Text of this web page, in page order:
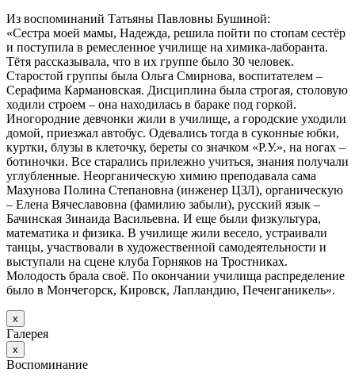
Из воспоминаний Татьяны Павловны Бушиной:
«Сестра моей мамы, Надежда, решила пойти по стопам сестёр
и поступила в ремесленное училище на химика-лаборанта.
Тётя рассказывала, что в их группе было 30 человек.
Старостой группы была Ольга Смирнова, воспитателем –
Серафима Кармановская. Дисциплина была строгая, столовую
ходили строем – она находилась в бараке под горкой.
Иногородние девчонки жили в училище, а городские уходили
домой, приезжал автобус. Одевались тогда в суконные юбки,
куртки, блузы в клеточку, береты со значком «Р.У.», на ногах –
ботиночки. Все старались прилежно учиться, знания получали
углубленные. Неорганическую химию преподавала сама
Махунова Полина Степановна (инженер ЦЗЛ), органическую
– Елена Вячеславовна (фамилию забыли), русский язык –
Бачинская Зинаида Васильевна. И еще были физкультура,
математика и физика. В училище жили весело, устраивали
танцы, участвовали в художественной самодеятельности и
выступали на сцене клуба Горняков на Тростниках.
Молодость брала своё. По окончании училища распределение
было в Мончегорск, Кировск, Лапландию, Печенганикель».
х
Галерея
х
Воспоминание